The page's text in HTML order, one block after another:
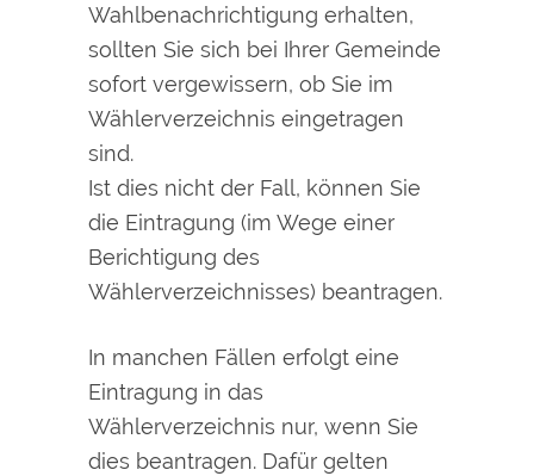
Wahlbenachrichtigung erhalten,
sollten Sie sich bei Ihrer Gemeinde
sofort vergewissern, ob Sie im
Wählerverzeichnis eingetragen
sind.
Ist dies nicht der Fall, können Sie
die Eintragung (im Wege einer
Berichtigung des
Wählerverzeichnisses) beantragen.
In manchen Fällen erfolgt eine
Eintragung in das
Wählerverzeichnis nur, wenn Sie
dies beantragen. Dafür gelten